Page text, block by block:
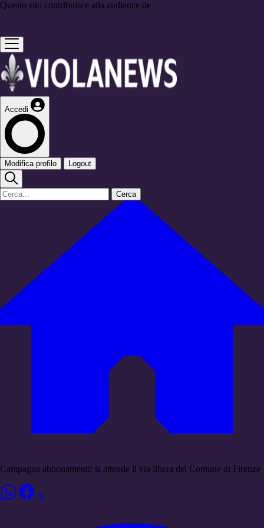
Questo sito contribuisce alla audience de
Accedi
Modifica profilo Logout
Cerca
Campagna abbonamenti: si attende il via libera del Comune di Firenze